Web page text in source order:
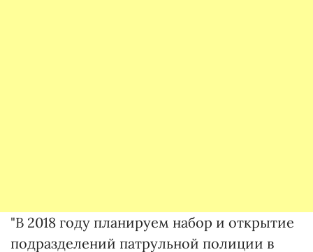
"В 2018 году планируем набор и открытие
подразделений патрульной полиции в